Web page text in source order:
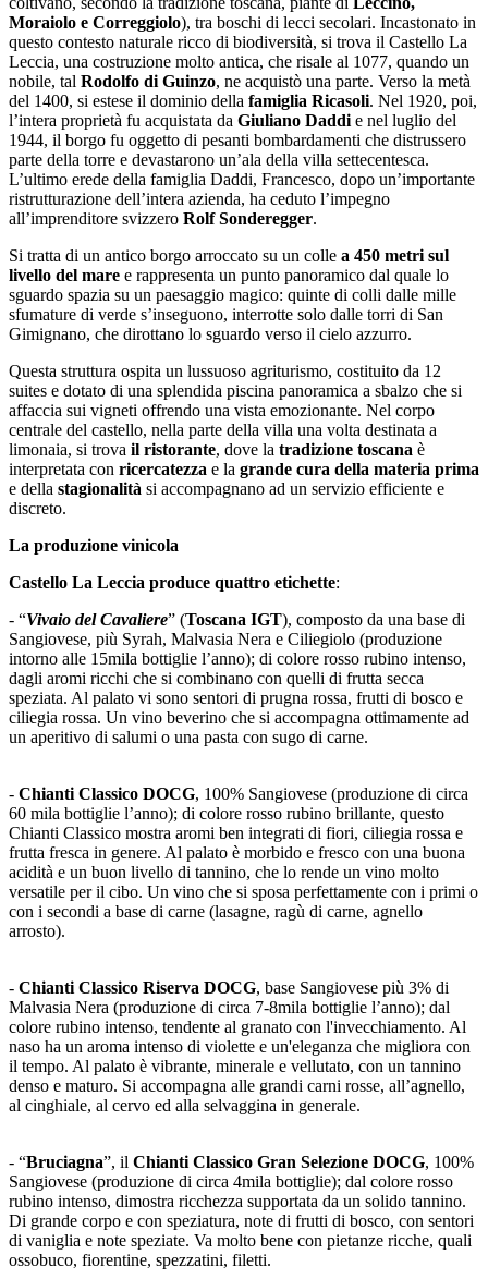
Moraiolo e Correggiolo), tra boschi di lecci secolari. Incastonato in
questo contesto naturale ricco di biodiversità, si trova il Castello La
Leccia, una costruzione molto antica, che risale al 1077, quando un
nobile, tal Rodolfo di Guinzo, ne acquistò una parte. Verso la metà
del 1400, si estese il dominio della famiglia Ricasoli. Nel 1920, poi,
l’intera proprietà fu acquistata da Giuliano Daddi e nel luglio del
1944, il borgo fu oggetto di pesanti bombardamenti che distrussero
parte della torre e devastarono un’ala della villa settecentesca.
L’ultimo erede della famiglia Daddi, Francesco, dopo un’importante
ristrutturazione dell’intera azienda, ha ceduto l’impegno
all’imprenditore svizzero Rolf Sonderegger.
Si tratta di un antico borgo arroccato su un colle a 450 metri sul
livello del mare e rappresenta un punto panoramico dal quale lo
sguardo spazia su un paesaggio magico: quinte di colli dalle mille
sfumature di verde s’inseguono, interrotte solo dalle torri di San
Gimignano, che dirottano lo sguardo verso il cielo azzurro.
Questa struttura ospita un lussuoso agriturismo, costituito da 12
suites e dotato di una splendida piscina panoramica a sbalzo che si
affaccia sui vigneti offrendo una vista emozionante. Nel corpo
centrale del castello, nella parte della villa una volta destinata a
limonaia, si trova il ristorante, dove la tradizione toscana è
interpretata con ricercatezza e la grande cura della materia prima
e della stagionalità si accompagnano ad un servizio efficiente e
discreto.
La produzione vinicola
Castello La Leccia produce quattro etichette:
- “Vivaio del Cavaliere” (Toscana IGT), composto da una base di
Sangiovese, più Syrah, Malvasia Nera e Ciliegiolo (produzione
intorno alle 15mila bottiglie l’anno); di colore rosso rubino intenso,
dagli aromi ricchi che si combinano con quelli di frutta secca
speziata. Al palato vi sono sentori di prugna rossa, frutti di bosco e
ciliegia rossa. Un vino beverino che si accompagna ottimamente ad
un aperitivo di salumi o una pasta con sugo di carne.
- Chianti Classico DOCG, 100% Sangiovese (produzione di circa
60 mila bottiglie l’anno); di colore rosso rubino brillante, questo
Chianti Classico mostra aromi ben integrati di fiori, ciliegia rossa e
frutta fresca in genere. Al palato è morbido e fresco con una buona
acidità e un buon livello di tannino, che lo rende un vino molto
versatile per il cibo. Un vino che si sposa perfettamente con i primi o
con i secondi a base di carne (lasagne, ragù di carne, agnello
arrosto).
- Chianti Classico Riserva DOCG, base Sangiovese più 3% di
Malvasia Nera (produzione di circa 7-8mila bottiglie l’anno); dal
colore rubino intenso, tendente al granato con l'invecchiamento. Al
naso ha un aroma intenso di violette e un'eleganza che migliora con
il tempo. Al palato è vibrante, minerale e vellutato, con un tannino
denso e maturo. Si accompagna alle grandi carni rosse, all’agnello,
al cinghiale, al cervo ed alla selvaggina in generale.
- “Bruciagna”, il Chianti Classico Gran Selezione DOCG, 100%
Sangiovese (produzione di circa 4mila bottiglie); dal colore rosso
rubino intenso, dimostra ricchezza supportata da un solido tannino.
Di grande corpo e con speziatura, note di frutti di bosco, con sentori
di vaniglia e note speziate. Va molto bene con pietanze ricche, quali
ossobuco, fiorentine, spezzatini, filetti.